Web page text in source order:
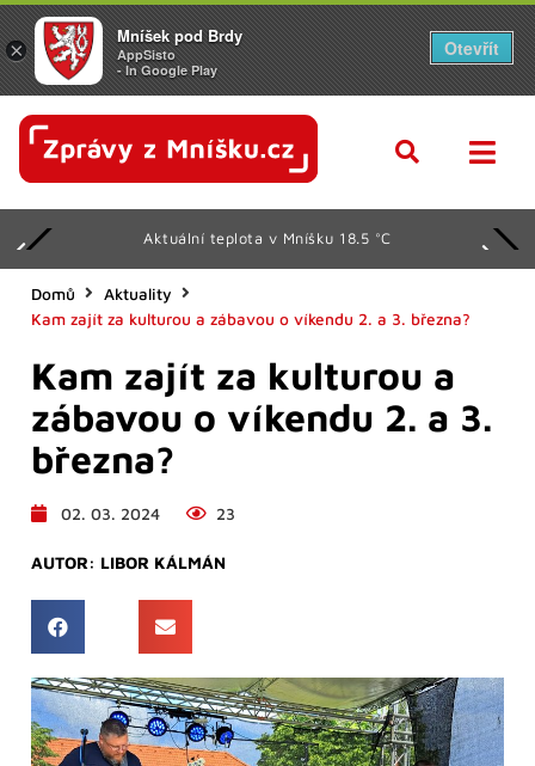
Aktuální teplota v Mníšku 18.5 °C
Domů
Aktuality
Kam zajít za kulturou a zábavou o víkendu 2. a 3. března?
Kam zajít za kulturou a
zábavou o víkendu 2. a 3.
března?
02. 03. 2024 23
AUTOR: LIBOR KÁLMÁN
×
Mníšek pod Brdy
AppSisto
- In Google Play
Otevřít